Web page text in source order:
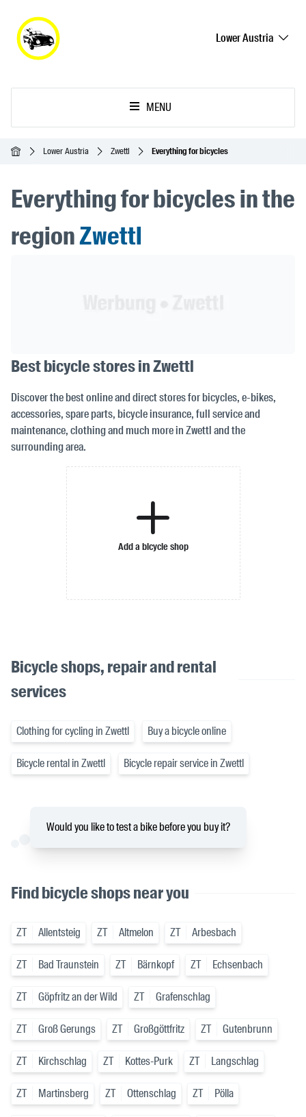
Lower Austria
MENU
HomepageLower Austria Zwettl Everything for bicycles
Everything for bicycles in the
regionZwettl
Best bicycle stores in Zwettl
Discover the best online and direct stores for bicycles, e-bikes,
accessories, spare parts, bicycle insurance, full service and
maintenance, clothing and much more in Zwettl and the
surrounding area.
Add a bicycle shop
Bicycle shops, repair and rental
services
Clothing for cycling in Zwettl Buy a bicycle online
Bicycle rental in Zwettl Bicycle repair service in Zwettl
Would you like to test a bike before you buy it?
Find bicycle shops near you
ZT Allentsteig ZT Altmelon ZT Arbesbach
ZT Bad Traunstein ZT Bärnkopf ZT Echsenbach
ZT Göpfritz an der Wild ZT Grafenschlag
ZT Groß Gerungs ZT Großgöttfritz ZT Gutenbrunn
ZT Kirchschlag ZT Kottes-Purk ZT Langschlag
ZT Martinsberg ZT Ottenschlag ZT Pölla